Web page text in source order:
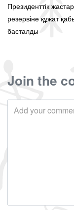
Президенттік
резервіне құжат
басталды
Join the